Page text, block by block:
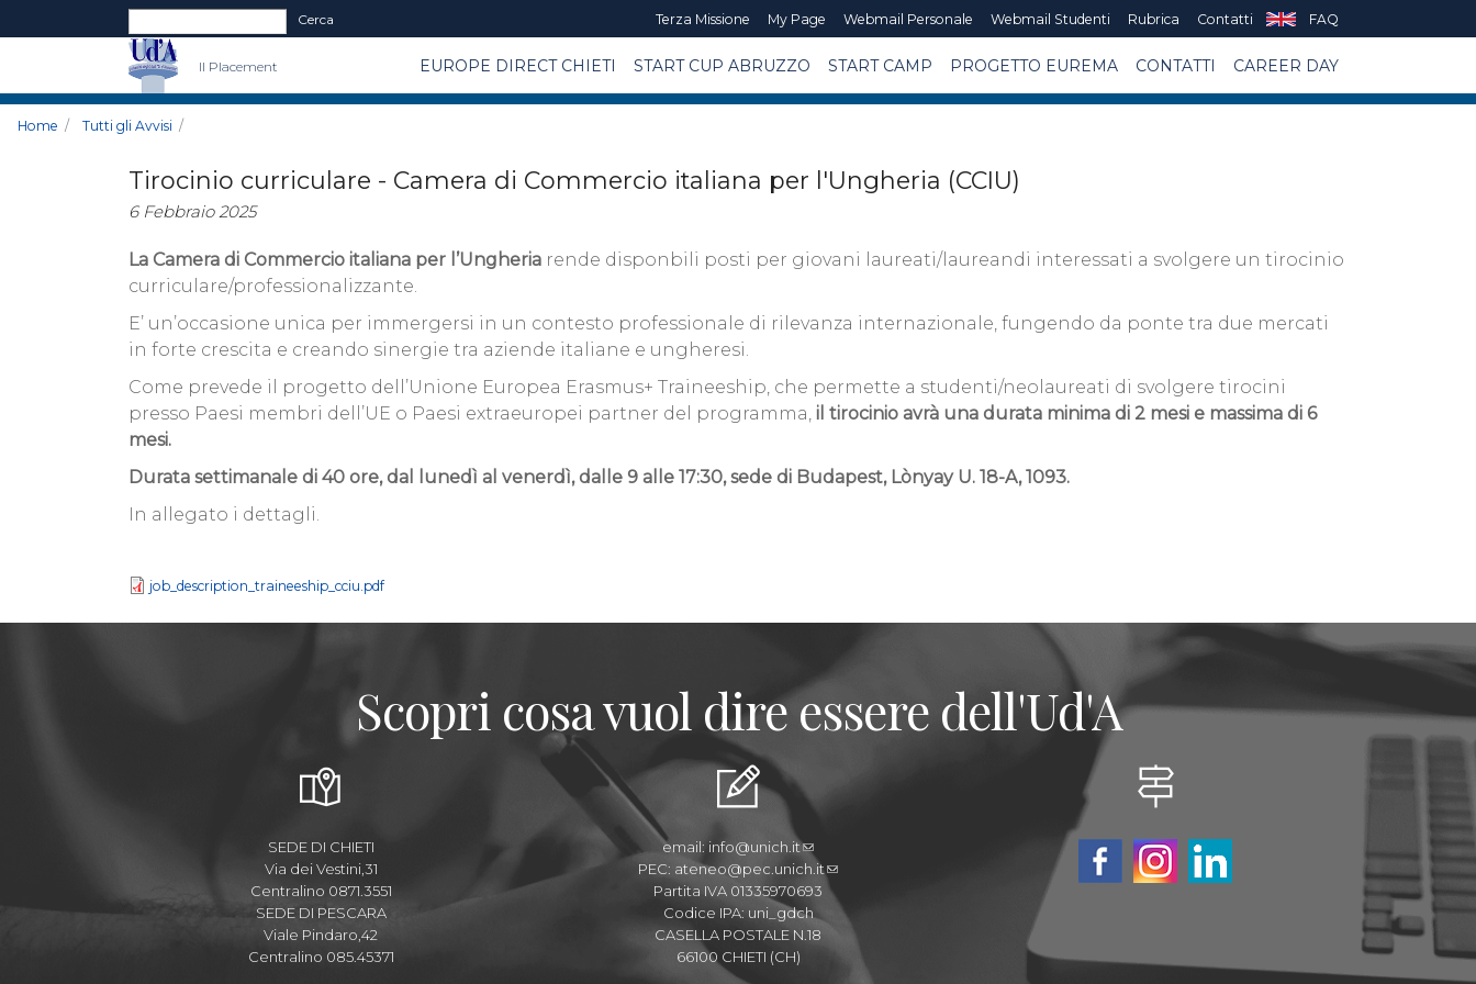
Form di ricerca
Cerca Terza Missione My Page Webmail Personale Webmail Studenti Rubrica Contatti FAQ
Il Placement EUROPE DIRECT CHIETI START CUP ABRUZZO START CAMP PROGETTO EUREMA CONTATTI CAREER DAY
Home Tutti gli Avvisi
Tirocinio curriculare - Camera di Commercio italiana per l'Ungheria (CCIU)
6 Febbraio 2025
La Camera di Commercio italiana per l’Ungheria rende disponbili posti per giovani laureati/laureandi interessati a svolgere un tirocinio
curriculare/professionalizzante.
E’ un’occasione unica per immergersi in un contesto professionale di rilevanza internazionale, fungendo da ponte tra due mercati
in forte crescita e creando sinergie tra aziende italiane e ungheresi.
Come prevede il progetto dell’Unione Europea Erasmus+ Traineeship, che permette a studenti/neolaureati di svolgere tirocini
presso Paesi membri dell’UE o Paesi extraeuropei partner del programma, il tirocinio avrà una durata minima di 2 mesi e massima di 6
mesi.
Durata settimanale di 40 ore, dal lunedì al venerdì, dalle 9 alle 17:30, sede di Budapest, Lònyay U. 18-A, 1093.
In allegato i dettagli.
job_description_traineeship_cciu.pdf
Scopri cosa vuol dire essere dell'Ud'A
SEDE DI CHIETI
Via dei Vestini,31
Centralino 0871.3551
SEDE DI PESCARA
Viale Pindaro,42
Centralino 085.45371
email: info@unich.it
PEC: ateneo@pec.unich.it
Partita IVA 01335970693
Codice IPA: uni_gdch
CASELLA POSTALE N.18
66100 CHIETI (CH)